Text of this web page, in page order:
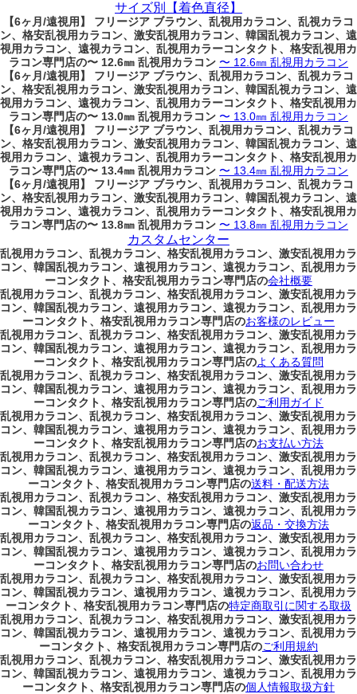
サイズ別【着色直径】
【6ヶ月/遠視用】 フリージア ブラウン、乱視用カラコン、乱視カラコ
ン、格安乱視用カラコン、激安乱視用カラコン、韓国乱視カラコン、遠
視用カラコン、遠視カラコン、乱視用カラーコンタクト、格安乱視用カ
ラコン専門店の〜 12.6㎜ 乱視用カラコン 〜 12.6㎜ 乱視用カラコン
【6ヶ月/遠視用】 フリージア ブラウン、乱視用カラコン、乱視カラコ
ン、格安乱視用カラコン、激安乱視用カラコン、韓国乱視カラコン、遠
視用カラコン、遠視カラコン、乱視用カラーコンタクト、格安乱視用カ
ラコン専門店の〜 13.0㎜ 乱視用カラコン 〜 13.0㎜ 乱視用カラコン
【6ヶ月/遠視用】 フリージア ブラウン、乱視用カラコン、乱視カラコ
ン、格安乱視用カラコン、激安乱視用カラコン、韓国乱視カラコン、遠
視用カラコン、遠視カラコン、乱視用カラーコンタクト、格安乱視用カ
ラコン専門店の〜 13.4㎜ 乱視用カラコン 〜 13.4㎜ 乱視用カラコン
【6ヶ月/遠視用】 フリージア ブラウン、乱視用カラコン、乱視カラコ
ン、格安乱視用カラコン、激安乱視用カラコン、韓国乱視カラコン、遠
視用カラコン、遠視カラコン、乱視用カラーコンタクト、格安乱視用カ
ラコン専門店の〜 13.8㎜ 乱視用カラコン 〜 13.8㎜ 乱視用カラコン
カスタムセンター
乱視用カラコン、乱視カラコン、格安乱視用カラコン、激安乱視用カラ
コン、韓国乱視カラコン、遠視用カラコン、遠視カラコン、乱視用カラ
ーコンタクト、格安乱視用カラコン専門店の会社概要
乱視用カラコン、乱視カラコン、格安乱視用カラコン、激安乱視用カラ
コン、韓国乱視カラコン、遠視用カラコン、遠視カラコン、乱視用カラ
ーコンタクト、格安乱視用カラコン専門店のお客様のレビュー
乱視用カラコン、乱視カラコン、格安乱視用カラコン、激安乱視用カラ
コン、韓国乱視カラコン、遠視用カラコン、遠視カラコン、乱視用カラ
ーコンタクト、格安乱視用カラコン専門店のよくある質問
乱視用カラコン、乱視カラコン、格安乱視用カラコン、激安乱視用カラ
コン、韓国乱視カラコン、遠視用カラコン、遠視カラコン、乱視用カラ
ーコンタクト、格安乱視用カラコン専門店のご利用ガイド
乱視用カラコン、乱視カラコン、格安乱視用カラコン、激安乱視用カラ
コン、韓国乱視カラコン、遠視用カラコン、遠視カラコン、乱視用カラ
ーコンタクト、格安乱視用カラコン専門店のお支払い方法
乱視用カラコン、乱視カラコン、格安乱視用カラコン、激安乱視用カラ
コン、韓国乱視カラコン、遠視用カラコン、遠視カラコン、乱視用カラ
ーコンタクト、格安乱視用カラコン専門店の送料・配送方法
乱視用カラコン、乱視カラコン、格安乱視用カラコン、激安乱視用カラ
コン、韓国乱視カラコン、遠視用カラコン、遠視カラコン、乱視用カラ
ーコンタクト、格安乱視用カラコン専門店の返品・交換方法
乱視用カラコン、乱視カラコン、格安乱視用カラコン、激安乱視用カラ
コン、韓国乱視カラコン、遠視用カラコン、遠視カラコン、乱視用カラ
ーコンタクト、格安乱視用カラコン専門店のお問い合わせ
乱視用カラコン、乱視カラコン、格安乱視用カラコン、激安乱視用カラ
コン、韓国乱視カラコン、遠視用カラコン、遠視カラコン、乱視用カラ
ーコンタクト、格安乱視用カラコン専門店の特定商取引に関する取扱
乱視用カラコン、乱視カラコン、格安乱視用カラコン、激安乱視用カラ
コン、韓国乱視カラコン、遠視用カラコン、遠視カラコン、乱視用カラ
ーコンタクト、格安乱視用カラコン専門店のご利用規約
乱視用カラコン、乱視カラコン、格安乱視用カラコン、激安乱視用カラ
コン、韓国乱視カラコン、遠視用カラコン、遠視カラコン、乱視用カラ
ーコンタクト、格安乱視用カラコン専門店の個人情報取扱方針